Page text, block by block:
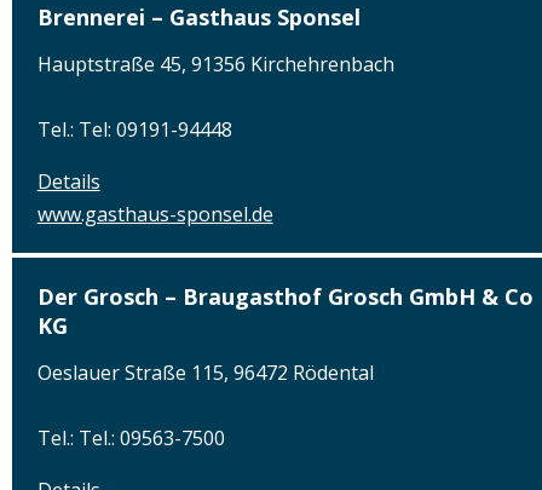
Brennerei – Gasthaus Sponsel
Hauptstraße 45, 91356 Kirchehrenbach
Tel.: Tel: 09191-94448
Details
www.gasthaus-sponsel.de
Der Grosch – Braugasthof Grosch GmbH & Co
KG
Oeslauer Straße 115, 96472 Rödental
Tel.: Tel.: 09563-7500